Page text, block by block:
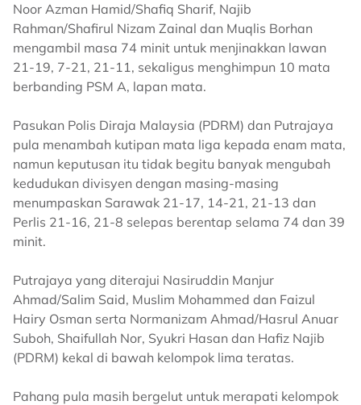
Noor Azman Hamid/Shafiq Sharif, Najib
Rahman/Shafirul Nizam Zainal dan Muqlis Borhan
mengambil masa 74 minit untuk menjinakkan lawan
21-19, 7-21, 21-11, sekaligus menghimpun 10 mata
berbanding PSM A, lapan mata.
Pasukan Polis Diraja Malaysia (PDRM) dan Putrajaya
pula menambah kutipan mata liga kepada enam mata,
namun keputusan itu tidak begitu banyak mengubah
kedudukan divisyen dengan masing-masing
menumpaskan Sarawak 21-17, 14-21, 21-13 dan
Perlis 21-16, 21-8 selepas berentap selama 74 dan 39
minit.
Putrajaya yang diterajui Nasiruddin Manjur
Ahmad/Salim Said, Muslim Mohammed dan Faizul
Hairy Osman serta Normanizam Ahmad/Hasrul Anuar
Suboh, Shaifullah Nor, Syukri Hasan dan Hafiz Najib
(PDRM) kekal di bawah kelompok lima teratas.
Pahang pula masih bergelut untuk merapati kelompok